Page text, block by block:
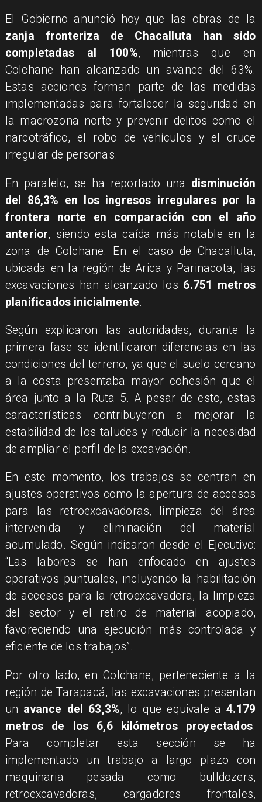
El Gobierno anunció hoy que las obras de la
zanja fronteriza de Chacalluta han sido
completadas al 100%, mientras que en
Colchane han alcanzado un avance del 63%.
Estas acciones forman parte de las medidas
implementadas para fortalecer la seguridad en
la macrozona norte y prevenir delitos como el
narcotráfico, el robo de vehículos y el cruce
irregular de personas.
En paralelo, se ha reportado una disminución
del 86,3% en los ingresos irregulares por la
frontera norte en comparación con el año
anterior, siendo esta caída más notable en la
zona de Colchane. En el caso de Chacalluta,
ubicada en la región de Arica y Parinacota, las
excavaciones han alcanzado los 6.751 metros
planificados inicialmente.
Según explicaron las autoridades, durante la
primera fase se identificaron diferencias en las
condiciones del terreno, ya que el suelo cercano
a la costa presentaba mayor cohesión que el
área junto a la Ruta 5. A pesar de esto, estas
características contribuyeron a mejorar la
estabilidad de los taludes y reducir la necesidad
de ampliar el perfil de la excavación.
En este momento, los trabajos se centran en
ajustes operativos como la apertura de accesos
para las retroexcavadoras, limpieza del área
intervenida y eliminación del material
acumulado. Según indicaron desde el Ejecutivo:
“Las labores se han enfocado en ajustes
operativos puntuales, incluyendo la habilitación
de accesos para la retroexcavadora, la limpieza
del sector y el retiro de material acopiado,
favoreciendo una ejecución más controlada y
eficiente de los trabajos”.
Por otro lado, en Colchane, perteneciente a la
región de Tarapacá, las excavaciones presentan
un avance del 63,3%, lo que equivale a4.179
metros de los 6,6 kilómetros proyectados.
Para completar esta sección se ha
implementado un trabajo a largo plazo con
maquinaria pesada como bulldozers,
retroexcavadoras, cargadores frontales,